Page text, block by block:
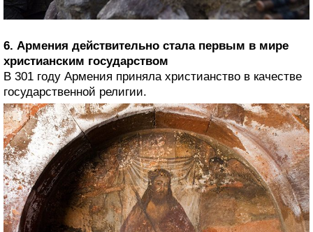
6. Армения действительно стала первым в мире
христианским государством
В 301 году Армения приняла христианство в качестве
государственной религии.